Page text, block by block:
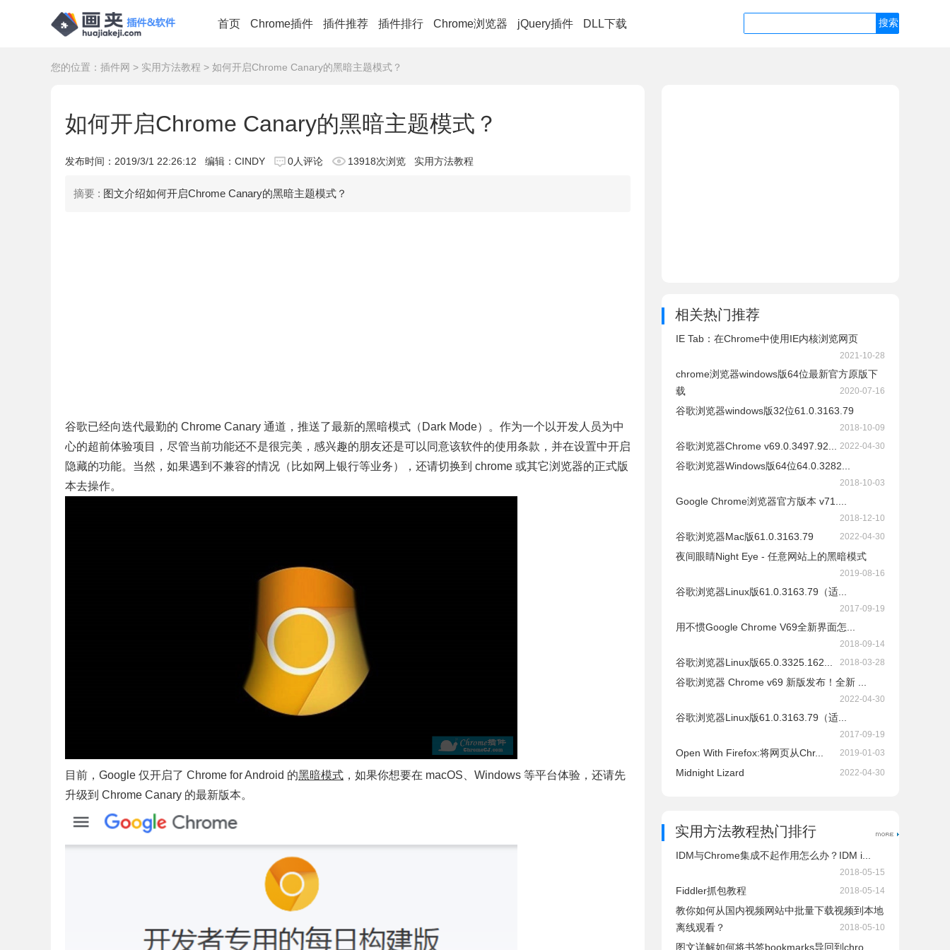
首页 Chrome插件 插件推荐 插件排行 Chrome浏览器 jQuery插件 DLL下载
您的位置： 插件网 > 实用方法教程 > 如何开启Chrome Canary的黑暗主题模式？
如何开启Chrome Canary的黑暗主题模式？
发布时间： 2019/3/1 22:26:12 编辑：CINDY 0人评论 13918次浏览 实用方法教程
摘要 : 图文介绍如何开启Chrome Canary的黑暗主题模式？
谷歌已经向迭代最勤的 Chrome Canary 通道，推送了最新的黑暗模式（Dark Mode）。作为一个以开发人员为中
心的超前体验项目，尽管当前功能还不是很完美，感兴趣的朋友还是可以同意该软件的使用条款，并在设置中开启
隐藏的功能。当然，如果遇到不兼容的情况（比如网上银行等业务），还请切换到 chrome 或其它浏览器的正式版
本去操作。
目前，Google 仅开启了 Chrome for Android 的黑暗模式 ，如果你想要在 macOS、Windows 等平台体验，还请先
升级到 Chrome Canary 的最新版本。
相关热门推荐
IE Tab：在Chrome中使用IE内核浏览网页
2021-10-28
chrome浏览器windows版64位最新官方原版下
载
2020-07-16
谷歌浏览器windows版32位61.0.3163.79
2018-10-09
谷歌浏览器Chrome v69.0.3497.92... 2022-04-30
谷歌浏览器Windows版64位64.0.3282...
2018-10-03
Google Chrome浏览器官方版本 v71....
2018-12-10
谷歌浏览器Mac版61.0.3163.79 2022-04-30
夜间眼睛Night Eye - 任意网站上的黑暗模式
2019-08-16
谷歌浏览器Linux版61.0.3163.79（适...
2017-09-19
用不惯Google Chrome V69全新界面怎...
2018-09-14
谷歌浏览器Linux版65.0.3325.162... 2018-03-28
谷歌浏览器 Chrome v69 新版发布！全新 ...
2022-04-30
谷歌浏览器Linux版61.0.3163.79（适...
2017-09-19
Open With Firefox:将网页从Chr... 2019-01-03
Midnight Lizard 2022-04-30
实用方法教程热门排行
IDM与Chrome集成不起作用怎么办？IDM i...
2018-05-15
Fiddler抓包教程 2018-05-14
教你如何从国内视频网站中批量下载视频到本地
离线观看？
2018-05-10
图文详解如何将书签bookmarks导回到chro...